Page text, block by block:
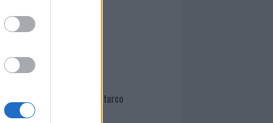
Martina Agostina Diturco